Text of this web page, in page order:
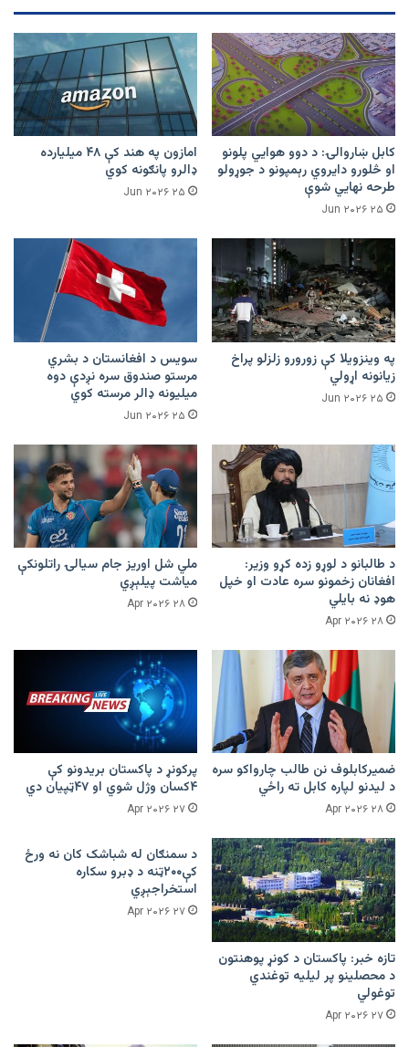
کابل ښاروالۍ: د دوو هوايي پلونو
او څلورو دایروي رېمپونو د جوړولو
طرحه نهایي شوې
۲۵ Jun ۲۰۲۶
امازون په هند کې ۴۸ میلیارده
ډالرو پانګونه کوي
۲۵ Jun ۲۰۲۶
په وینزویلا کې زورورو زلزلو پراخ
زیانونه اړولي
۲۵ Jun ۲۰۲۶
سویس د افغانستان د بشري
مرستو صندوق سره نږدې دوه
میلیونه ډالر مرسته کوي
۲۵ Jun ۲۰۲۶
د طالبانو د لوړو زده کړو وزیر:
افغانان زخمونو سره عادت او خپل
هوډ نه بایلي
۲۸ Apr ۲۰۲۶
ملي شل اوریز جام سیالۍ راتلونکې
میاشت پیلېږي
۲۸ Apr ۲۰۲۶
ضمیرکابلوف نن طالب چارواکو سره
د لیدنو لپاره کابل ته راځي
۲۸ Apr ۲۰۲۶
پرکونړ د پاکستان بریدونو کې
۴کسان وژل شوي او ۴۷ټپیان دي
۲۷ Apr ۲۰۲۶
تازه خبر: پاکستان د کونړ پوهنتون
د محصلینو پر لیلیه توغندي
توغولي
۲۷ Apr ۲۰۲۶
د سمنګان له شباشک کان نه ورځ
کې۲۰۰ټنه د ډبرو سکاره
استخراجېږي
۲۷ Apr ۲۰۲۶